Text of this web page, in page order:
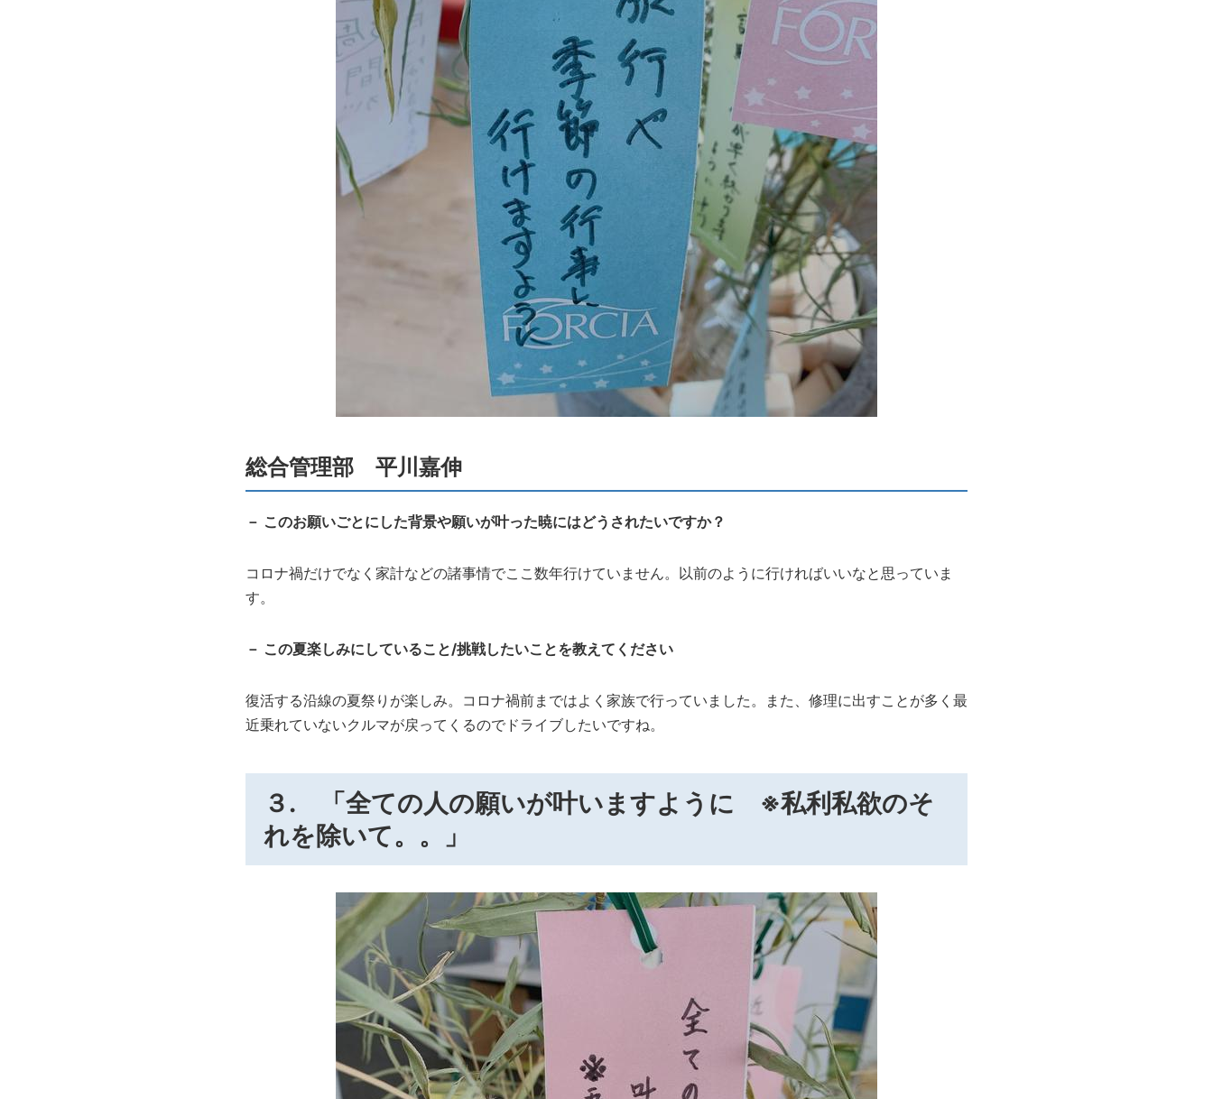
総合管理部 平川嘉伸
－ このお願いごとにした背景や願いが叶った暁にはどうされたいですか？
コロナ禍だけでなく家計などの諸事情でここ数年行けていません。 以前のように行ければいいなと思っていま
す。
－ この夏楽しみにしていること/挑戦したいことを教えてください
復活する沿線の夏祭りが楽しみ。コロナ禍前まではよく家族で行っていました。また、修理に出すことが多く最
近乗れていないクルマが戻ってくるのでドライブしたいですね。
３. 「全ての人の願いが叶いますように ※私利私欲のそ
れを除いて。。」